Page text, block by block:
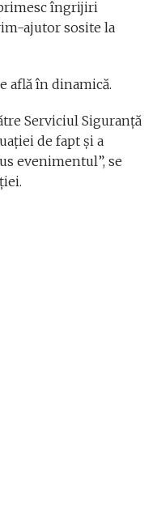
îngrijiri
ajutor sosite la
află în dinamică.
Serviciul Siguranță
de fapt și a
evenimentul”, se